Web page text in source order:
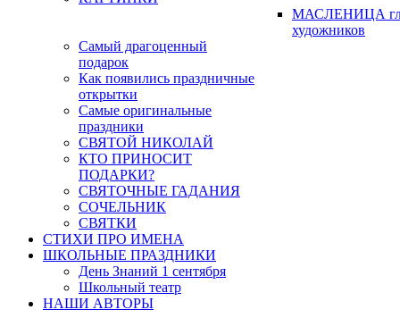
МАСЛЕНИЦА
художников
Самый драгоценный
подарок
Как появились праздничные
открытки
Самые оригинальные
праздники
СВЯТОЙ НИКОЛАЙ
КТО ПРИНОСИТ
ПОДАРКИ?
СВЯТОЧНЫЕ ГАДАНИЯ
СОЧЕЛЬНИК
СВЯТКИ
СТИХИ ПРО ИМЕНА
ШКОЛЬНЫЕ ПРАЗДНИКИ
День Знаний 1 сентября
Школьный театр
НАШИ АВТОРЫ